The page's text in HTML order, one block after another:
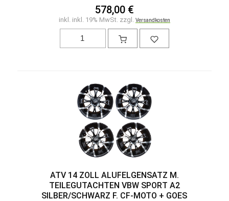
578,00 €
inkl. inkl. 19% MwSt. zzgl. Versandkosten
ATV 14 ZOLL ALUFELGENSATZ M.
TEILEGUTACHTEN VBW SPORT A2
SILBER/SCHWARZ F. CF-MOTO + GOES